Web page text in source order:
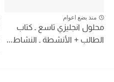
منذ بضع اعوام
محلول انجليزي تاسع ـ كتاب
الطالب + الأنشطة ـ النشاط...